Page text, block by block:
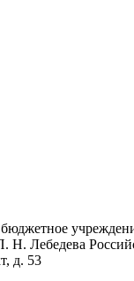
Н. Лебедева
д. 53